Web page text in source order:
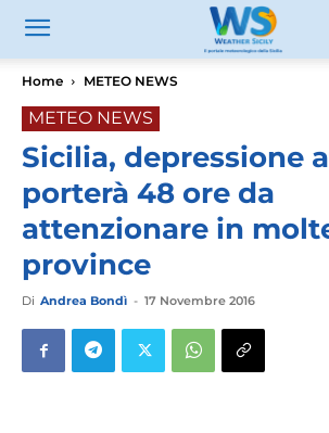
Home METEO NEWS
METEO NEWS
Sicilia, depressione
porterà 48 ore da
attenzionare in
province
Di Andrea Bondì - 17 Novembre 2016